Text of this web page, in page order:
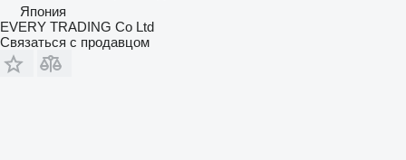
Япония
EVERY TRADING Co Ltd
Связаться с продавцом